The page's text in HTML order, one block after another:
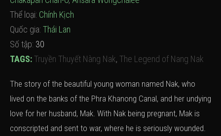
Thể loại: Chính Kịch
Quốc gia: Thái Lan
Số tập: 30
TAGS:Truyền Thuyết Nàng Nak, The Legend of Nang Nak
The story of the beautiful young woman named Nak, who
lived on the banks of the Phra Khanong Canal, and her undying
love for her husband, Mak. With Nak being pregnant, Mak is
conscripted and sent to war, where he is seriously wounded.